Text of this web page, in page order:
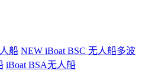
船 NEW iBoat BSC 无人船多波
iBoat BSA无人船